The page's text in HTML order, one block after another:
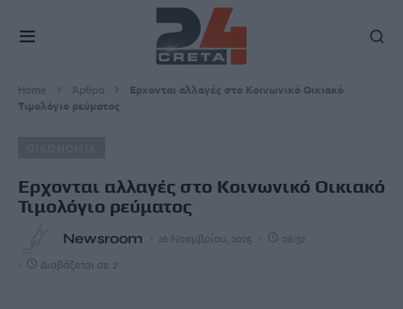
Home Άρθρα
Ερχονται αλλαγές στο Κοινωνικό Οικιακό
Τιμολόγιο ρεύματος
Ερχονται αλλαγές στο Κοινωνικό Οικιακό
Τιμολόγιο ρεύματος
Newsroom 26 Νοεμβρίου, 2025 06:32
Διαβάζεται σε 2'